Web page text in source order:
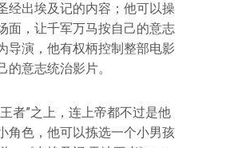
经出埃及记的内容；他可以操
面，让千军万马按自己的意志
导演，他有权柄控制整部电影
的意志统治影片。
者”之上，连上帝都不过是他
角色，他可以拣选一个小男孩